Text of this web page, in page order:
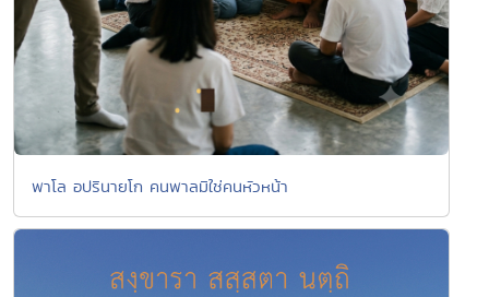
พาโล อปรินายโก คนพาลมิใช่คนหัวหน้า